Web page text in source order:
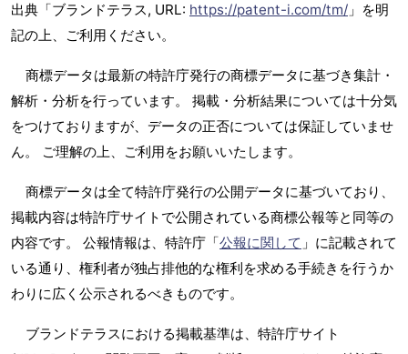
出典「ブランドテラス, URL: https://patent-i.com/tm/ 」を明
記の上、ご利用ください。
商標データは最新の特許庁発行の商標データに基づき集計・
解析・分析を行っています。 掲載・分析結果については十分気
をつけておりますが、データの正否については保証していませ
ん。 ご理解の上、ご利用をお願いいたします。
商標データは全て特許庁発行の公開データに基づいており、
掲載内容は特許庁サイトで公開されている商標公報等と同等の
内容です。 公報情報は、特許庁「公報に関して 」に記載されて
いる通り、権利者が独占排他的な権利を求める手続きを行うか
わりに広く公示されるべきものです。
ブランドテラスにおける掲載基準は、特許庁サイト